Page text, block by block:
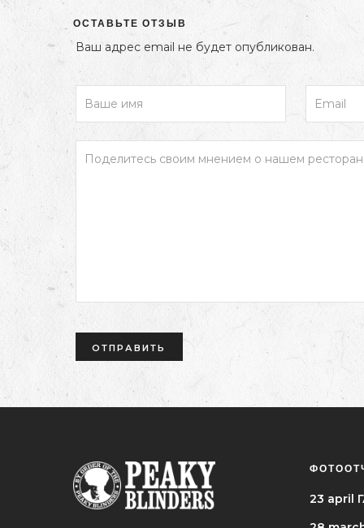
ОСТАВЬТЕ ОТЗЫВ
Ваш адрес email не будет опубликован.
23 april